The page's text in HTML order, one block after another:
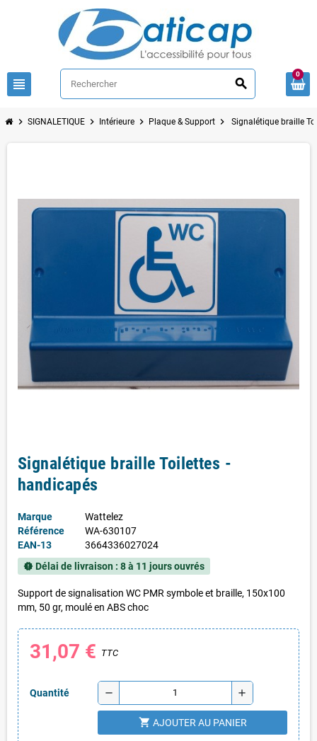
view_headline search
0
chevron_right SIGNALETIQUE chevron_right Intérieure chevron_right Plaque & Support chevron_right Signalétique braille
Signalétique braille Toilettes -
handicapés
Marque
Wattelez
Référence
WA-630107
EAN-13
3664336027024
new_releases Délai de livraison : 8 à 11 jours ouvrés
Support de signalisation WC PMR symbole et braille, 150x100
mm, 50 gr, moulé en ABS choc
31,07 € TTC
Quantité remove add
shopping_cart AJOUTER AU PANIER